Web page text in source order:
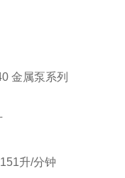
金属泵系列
升/分钟